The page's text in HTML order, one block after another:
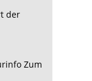
der
Zum